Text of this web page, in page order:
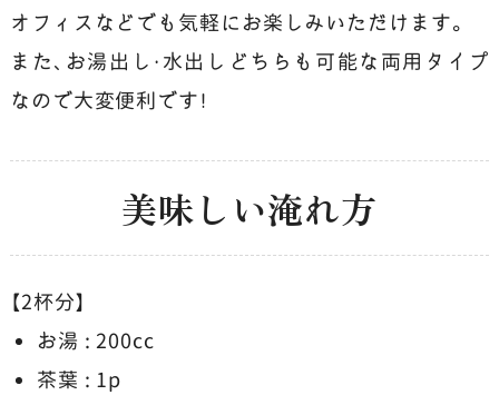
オフィスなどでも気軽にお楽しみいただけます。
また、お湯出し・水出しどちらも可能な両用タイプ
なので大変便利です！
美味しい淹れ方
【2杯分】
お湯 : 200cc
茶葉 : 1p